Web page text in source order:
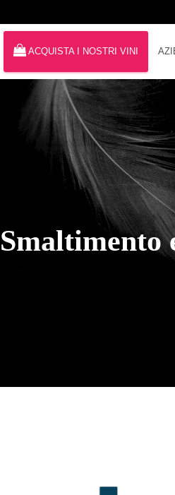
ACQUISTA I NOSTRI VINI
Smaltimento